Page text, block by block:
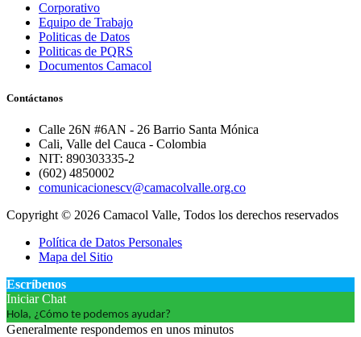
Corporativo
Equipo de Trabajo
Politicas de Datos
Politicas de PQRS
Documentos Camacol
Contáctanos
Calle 26N #6AN - 26 Barrio Santa Mónica
Cali, Valle del Cauca - Colombia
NIT: 890303335-2
(602) 4850002
comunicacionescv@camacolvalle.org.co
Copyright © 2026 Camacol Valle, Todos los derechos reservados
Política de Datos Personales
Mapa del Sitio
Escríbenos
Iniciar Chat
Hola, ¿Cómo te podemos ayudar?
Generalmente respondemos en unos minutos